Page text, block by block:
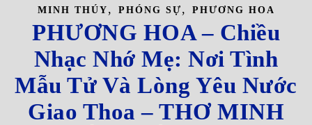
MINH THÚY , PHÓNG SỰ , PHƯƠNG HOA
PHƯƠNG HOA – Chiều
Nhạc Nhớ Mẹ: Nơi Tình
Mẫu Tử Và Lòng Yêu Nước
Giao Thoa – THƠ MINH